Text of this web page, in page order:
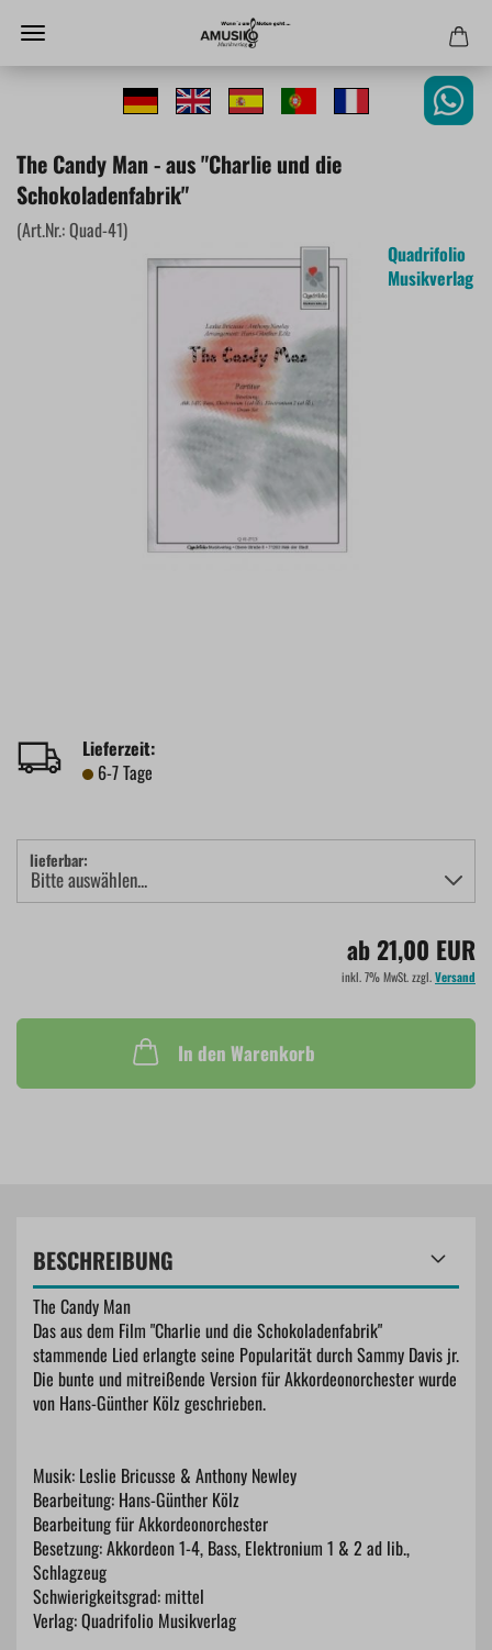
The Candy Man - aus "Charlie und die
Schokoladenfabrik"
(Art.Nr.:Quad-41)
Quadrifolio
Musikverlag
Lieferzeit:
6-7 Tage
lieferbar:
ab 21,00 EUR
inkl. 7% MwSt. zzgl.Versand
In den Warenkorb
BESCHREIBUNG
The Candy Man
Das aus dem Film "Charlie und die Schokoladenfabrik"
stammende Lied erlangte seine Popularität durch Sammy Davis jr.
Die bunte und mitreißende Version für Akkordeonorchester wurde
von Hans-Günther Kölz geschrieben.
Musik: Leslie Bricusse & Anthony Newley
Bearbeitung: Hans-Günther Kölz
Bearbeitung für Akkordeonorchester
Besetzung: Akkordeon 1-4, Bass, Elektronium 1 & 2 ad lib.,
Schlagzeug
Schwierigkeitsgrad: mittel
Verlag: Quadrifolio Musikverlag